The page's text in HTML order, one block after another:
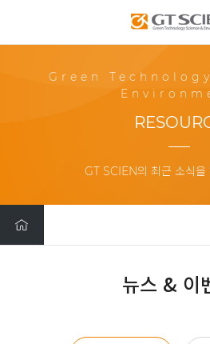
Green
GT SCIEN의 최근 소식을
뉴스 & 이